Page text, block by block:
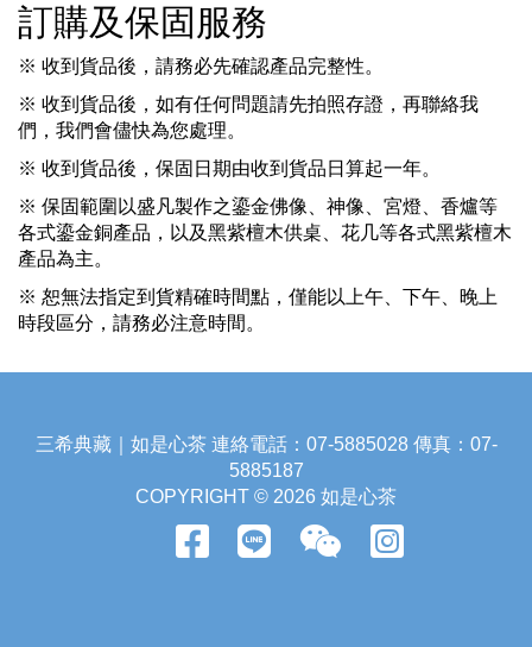
訂購及保固服務
※ 收到貨品後，請務必先確認產品完整性。
※ 收到貨品後，如有任何問題請先拍照存證，再聯絡我
們，我們會儘快為您處理。
※ 收到貨品後，保固日期由收到貨品日算起一年。
※ 保固範圍以盛凡製作之鎏金佛像、神像、宮燈、香爐等
各式鎏金銅產品，以及黑紫檀木供桌、花几等各式黑紫檀木
產品為主。
※ 恕無法指定到貨精確時間點，僅能以上午、下午、晚上
時段區分，請務必注意時間。
三希典藏｜如是心茶 連絡電話：07-5885028 傳真：07-
5885187
COPYRIGHT © 2026 如是心茶